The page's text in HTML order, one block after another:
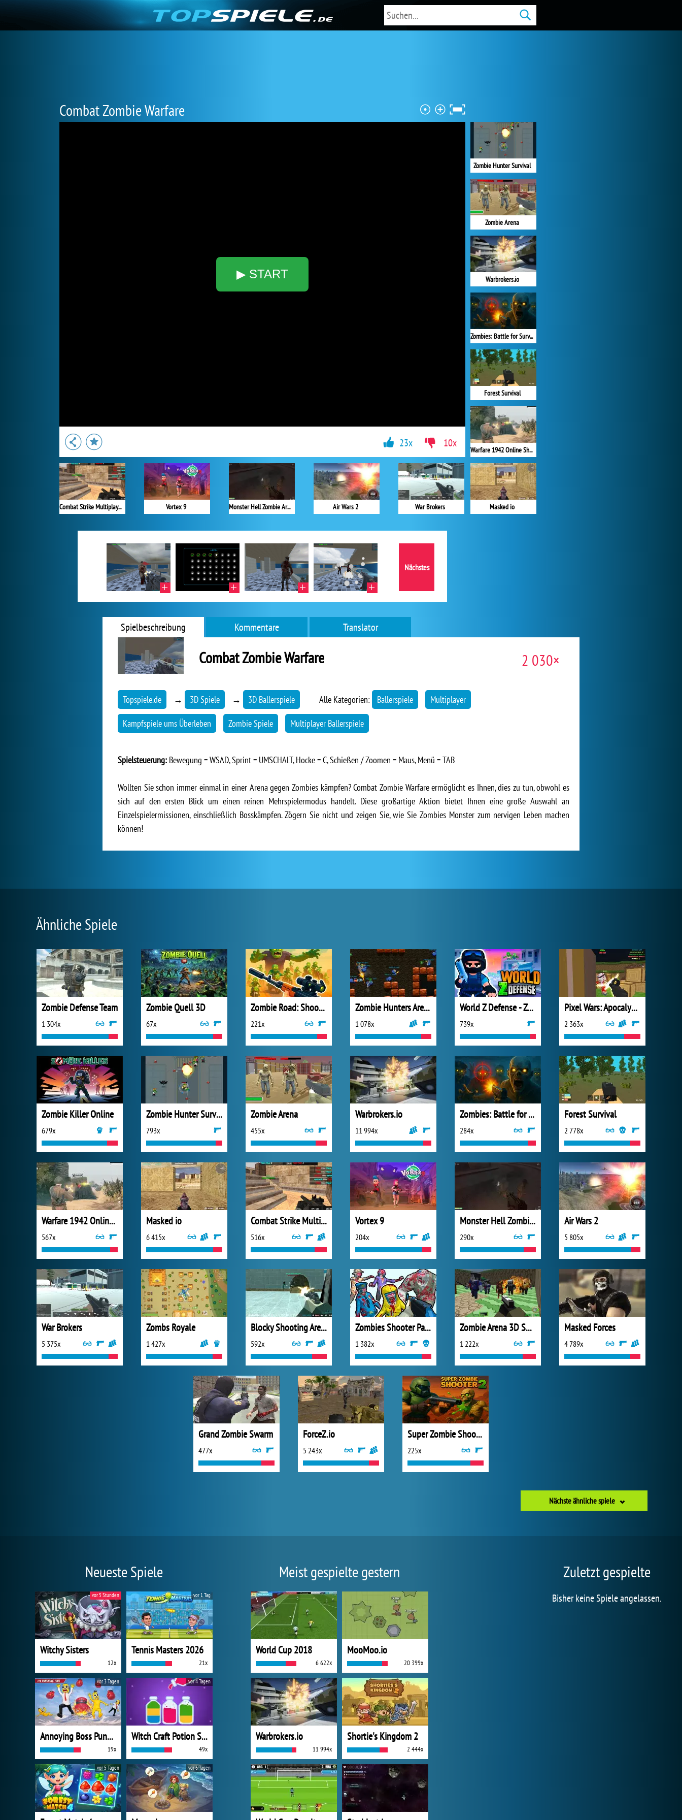
Combat Zombie Warfare
▶ START
Zombie Hunter Survival
Zombie Arena
Warbrokers.io
Zombies: Battle for Survival
Forest Survival
Warfare 1942 Online Shooter
Masked io
Combat Strike Multiplayer Vortex 9 Monster Hell Zombie Arena Air Wars 2 War Brokers
23x 10x
Nächstes
Spielbeschreibung Kommentare Translator
Combat Zombie Warfare 2 030×
Topspiele.de → 3D Spiele → 3D Ballerspiele Alle Kategorien: Ballerspiele Multiplayer
Kampfspiele ums Überleben Zombie Spiele Multiplayer Ballerspiele
Spielsteuerung: Bewegung = WSAD, Sprint = UMSCHALT, Hocke = C, Schießen / Zoomen = Maus, Menü = TAB
Wollten Sie schon immer einmal in einer Arena gegen Zombies kämpfen? Combat Zombie Warfare ermöglicht es Ihnen, dies zu tun, obwohl es
sich auf den ersten Blick um einen reinen Mehrspielermodus handelt. Diese großartige Aktion bietet Ihnen eine große Auswahl an
Einzelspielermissionen, einschließlich Bosskämpfen. Zögern Sie nicht und zeigen Sie, wie Sie Zombies Monster zum nervigen Leben machen
können!
Ähnliche Spiele
Zombie Defense Team
1 304x
Zombie Quell 3D
67x
Zombie Road: Shooter with Destruction
221x
Zombie Hunters Arena
1 078x
World Z Defense - Zombie Defense
739x
Pixel Wars: Apocalypse Zombie
2 363x
Zombie Killer Online
679x
Zombie Hunter Survival
793x
Zombie Arena
455x
Warbrokers.io
11 994x
Zombies: Battle for Survival
284x
Forest Survival
2 778x
Warfare 1942 Online Shooter
567x
Masked io
6 415x
Combat Strike Multiplayer
516x
Vortex 9
204x
Monster Hell Zombie Arena
290x
Air Wars 2
5 805x
War Brokers
5 375x
Zombs Royale
1 427x
Blocky Shooting Arena 3D Pixel Combat
592x
Zombies Shooter Part 1
1 382x
Zombie Arena 3D Survival
1 222x
Masked Forces
4 789x
Grand Zombie Swarm
477x
ForceZ.io
5 243x
Super Zombie Shooter 2
225x
Nächste ähnliche spiele
Neueste Spiele
Witchy Sisters
12x
vor 5 Stunden
Tennis Masters 2026
21x
vor 1 Tag
Annoying Boss Punch Game
19x
vor 3 Tagen
Witch Craft Potion Sort
49x
vor 4 Tagen
vor 5 Tagen vor 6 Tagen
Meist gespielte gestern
World Cup 2018
6 622x
MooMoo.io
20 399x
Warbrokers.io
11 994x
Shortie's Kingdom 2
2 444x
Zuletzt gespielte
Bisher keine Spiele angelassen.